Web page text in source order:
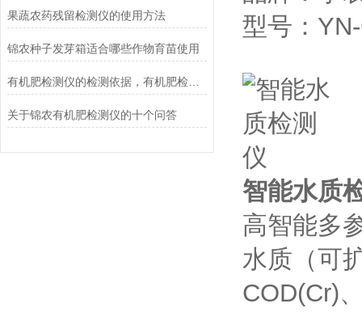
果蔬农药残留检测仪的使用方法
锦农种子发芽箱适合哪些作物育苗使用
关于锦农有机肥检测仪的十个问答
型号：
智能水质
高智能多
水质（可
COD(Cr)